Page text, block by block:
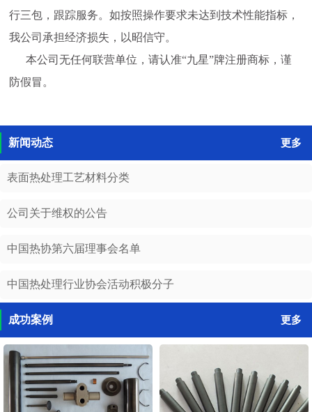
行三包，跟踪服务。如按照操作要求未达到技术性能指标，
我公司承担经济损失，以昭信守。
本公司无任何联营单位，请认准“九星”牌注册商标，谨
防假冒。
新闻动态 更多
表面热处理工艺材料分类
公司关于维权的公告
中国热协第六届理事会名单
中国热处理行业协会活动积极分子
成功案例 更多